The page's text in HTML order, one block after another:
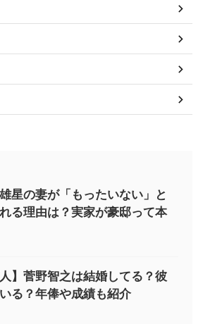
星の妻が「もったいない」と
る理由は？実家が豪邸って本
人】菅野智之は結婚してる？彼
る？年俸や成績も紹介